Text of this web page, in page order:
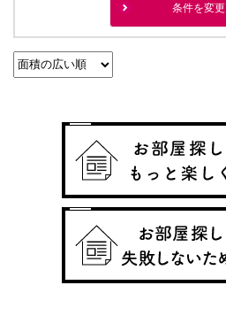
条件を変更